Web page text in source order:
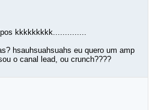
kkkkkkkkk..............
hsauhsuahsuahs eu quero um amp
o canal lead, ou crunch????